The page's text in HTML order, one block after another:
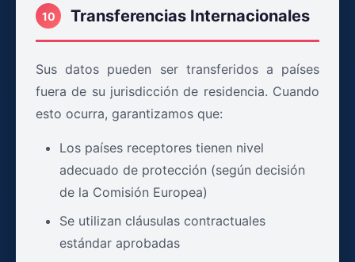
10 Transferencias Internacionales
Sus datos pueden ser transferidos a países
fuera de su jurisdicción de residencia. Cuando
esto ocurra, garantizamos que:
Los países receptores tienen nivel
adecuado de protección (según decisión
de la Comisión Europea)
Se utilizan cláusulas contractuales
estándar aprobadas